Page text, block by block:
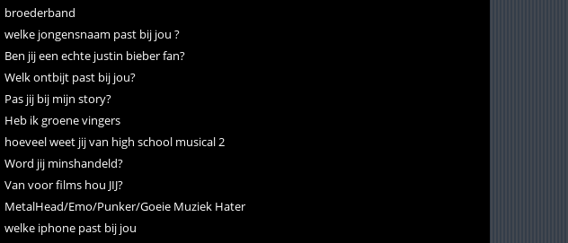
broederband
welke jongensnaam past bij jou ?
Ben jij een echte justin bieber fan?
Welk ontbijt past bij jou?
Pas jij bij mijn story?
Heb ik groene vingers
hoeveel weet jij van high school musical 2
Word jij minshandeld?
Van voor films hou JIJ?
MetalHead/Emo/Punker/Goeie Muziek Hater
welke iphone past bij jou